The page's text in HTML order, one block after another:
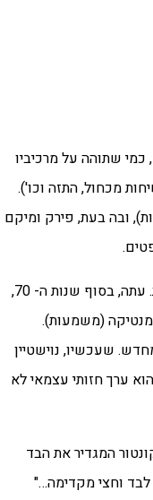
כמי שתוהה על מרכיביו
מכחול, התזה וכו').
ובה בעת, פירק ומיקם
נבהיר: מאז ומתמיד, משנשאל נוישטיין – "מהי אמנותך?" – נהג לענות: "זו התשובה". שכן, עסק בשאלות אמנותיות על טבע האמנות. עתה, בסוף שנות ה- 70,
(משמעות).
שעכשיו, נוישטיין
ערך חזותי עצמאי לא
המגדיר את הבד
וחצי מקדימה…"